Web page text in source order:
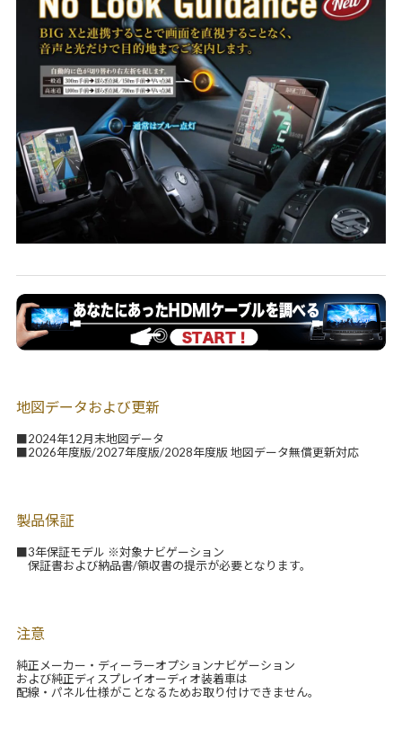
地図データおよび更新
■2024年12月末地図データ
■2026年度版/2027年度版/2028年度版 地図データ無償更新対応
製品保証
■3年保証モデル ※対象ナビゲーション
保証書および納品書/領収書の提示が必要となります。
注意
純正メーカー・ディーラーオプションナビゲーション
および純正ディスプレイオーディオ装着車は
配線・パネル仕様がことなるためお取り付けできません。